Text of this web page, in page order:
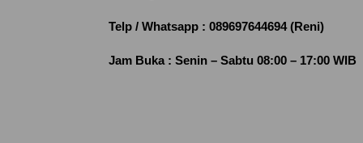
Telp / Whatsapp :089697644694 (Reni)
Jam Buka :Senin – Sabtu 08:00 – 17:00 WIB